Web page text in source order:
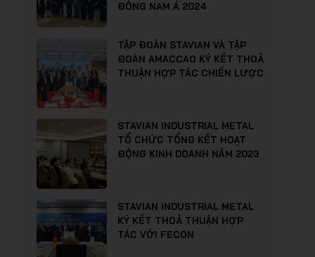
ĐÔNG NAM Á 2024
TẬP ĐOÀN STAVIAN VÀ TẬP
ĐOÀN AMACCAO KÝ KẾT THOẢ
THUẬN HỢP TÁC CHIẾN LƯỢC
STAVIAN INDUSTRIAL METAL
TỔ CHỨC TỔNG KẾT HOẠT
ĐỘNG KINH DOANH NĂM 2023
STAVIAN INDUSTRIAL METAL
KÝ KẾT THOẢ THUẬN HỢP
TÁC VỚI FECON